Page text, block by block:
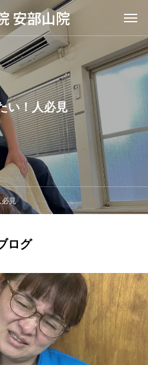
安部山院
い！人必見
必見
ログ